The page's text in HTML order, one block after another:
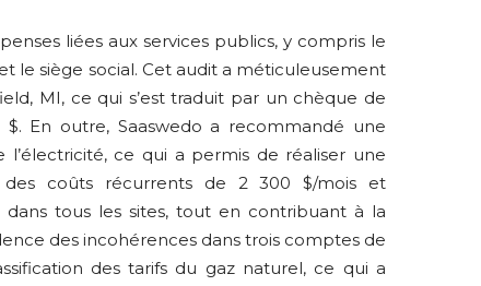
liées aux services publics, y compris le
le siège social. Cet audit a méticuleusement
MI, ce qui s’est traduit par un chèque de
En outre, Saaswedo a recommandé une
ce qui a permis de réaliser une
des coûts récurrents de 2 300 $/mois et
tous les sites, tout en contribuant à la
des incohérences dans trois comptes de
des tarifs du gaz naturel, ce qui a